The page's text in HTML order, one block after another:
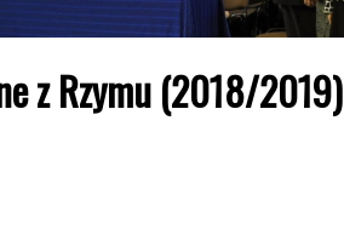
z Rzymu (2018/2019)